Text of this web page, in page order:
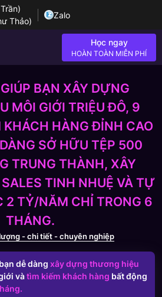
Thảo)
Zalo
Học ngay
HOÀN TOÀN MIỄN PHÍ
BẠN XÂY DỰNG
MÔI GIỚI TRIỆU ĐÔ, 9
KHÁCH HÀNG ĐỈNH CAO
SỞ HỮU TỆP 500
TRUNG THÀNH, XÂY
TINH NHUỆ VÀ TỰ
2 TỶ/NĂM CHỈ TRONG 6
THÁNG.
- chi tiết - chuyên nghiệp
dễ dàng xây dựng thương hiệu
vàtìm kiếm khách hàng bất động